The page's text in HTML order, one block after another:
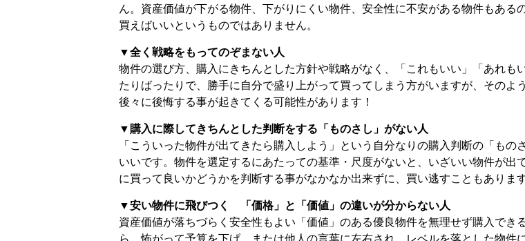
ん。資産価値が下がる物件、下がりにくい物件、安全性に不安がある物件もある
買えばいいというものではありません。
▼全く戦略をもってのぞまない人
物件の選び方、購入にきちんとした方針や戦略がなく、「これもいい」「あれも
たりばったりで、勝手に自分で盛り上がって買ってしまう方がいますが、そのよ
後々に後悔する事が起きてくる可能性があります！
▼購入に際してきちんとした判断をする「ものさし」がない人
「こういった物件が出てきたら購入しよう」という自分なりの購入判断の「もの
いいです。物件を選定するにあたっての基準・尺度がないと、いざいい物件が出
に買って良いかどうかを判断する事がなかなか出来ずに、買い逃すこともあります
▼安い物件に飛びつく 「価格」と「価値」の違いが分からない人
資産価値が落ちづらく安全性もよい「価値」のある優良物件を無理せず購入でき
ら、怖がって予算を下げ、または他人の言葉に左右され、レベルを落とした物件